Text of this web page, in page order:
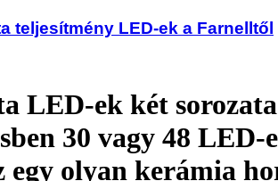
teljesítmény LED-ek a Farnelltől
LED-ek két
30 vagy 48 LED-
olyan kerámia